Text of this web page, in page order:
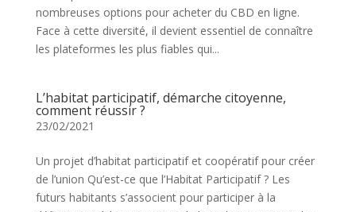
nombreuses options pour acheter du CBD en ligne.
Face à cette diversité, il devient essentiel de connaître
les plateformes les plus fiables qui...
L’habitat participatif, démarche citoyenne,
comment réussir ?
23/02/2021
Un projet d’habitat participatif et coopératif pour créer
de l’union Qu’est-ce que l’Habitat Participatif ? Les
futurs habitants s’associent pour participer à la